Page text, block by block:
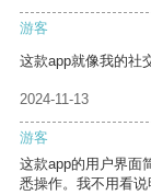
游客
这款app就像我的社
2024-11-13
游客
这款app的用户界面
悉操作。我不用看说